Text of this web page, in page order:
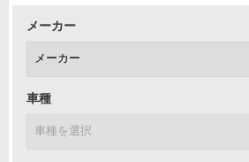
メーカー
車種